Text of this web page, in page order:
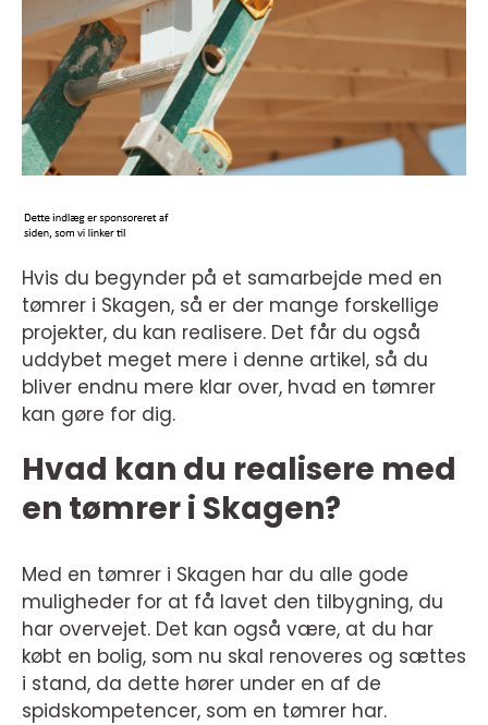
Hvis du begynder på et samarbejde med en
tømrer i Skagen, så er der mange forskellige
projekter, du kan realisere. Det får du også
uddybet meget mere i denne artikel, så du
bliver endnu mere klar over, hvad en tømrer
kan gøre for dig.
Hvad kan du realisere med
en tømrer i Skagen?
Med en tømrer i Skagen har du alle gode
muligheder for at få lavet den tilbygning, du
har overvejet. Det kan også være, at du har
købt en bolig, som nu skal renoveres og sættes
i stand, da dette hører under en af de
spidskompetencer, som en tømrer har.